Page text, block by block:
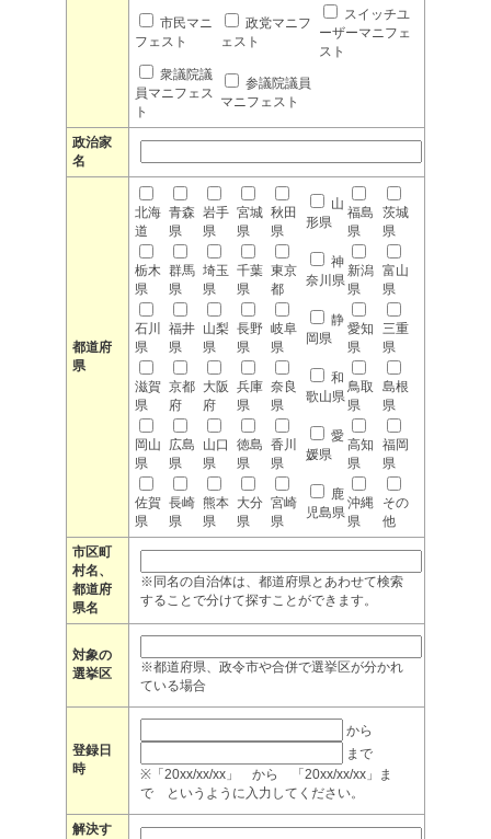
市民マニ
フェスト
政党マニフ
ェスト
スイッチユ
ーザーマニフェ
スト
衆議院議
員マニフェス
ト
参議院議員
マニフェスト
政治家
名
都道府
県
北海
道
青森
県
岩手
県
宮城
県
秋田
県
山
形県
福島
県
茨城
県
栃木
県
群馬
県
埼玉
県
千葉
県
東京
都
神
奈川県
新潟
県
富山
県
石川
県
福井
県
山梨
県
長野
県
岐阜
県
静
岡県
愛知
県
三重
県
滋賀
県
京都
府
大阪
府
兵庫
県
奈良
県
和
歌山県
鳥取
県
島根
県
岡山
県
広島
県
山口
県
徳島
県
香川
県
愛
媛県
高知
県
福岡
県
佐賀
県
長崎
県
熊本
県
大分
県
宮崎
県
鹿
児島県
沖縄
県
その
他
市区町
村名、
都道府
県名
※同名の自治体は、都道府県とあわせて検索
することで分けて探すことができます。
対象の
選挙区
※都道府県、政令市や合併で選挙区が分かれ
ている場合
登録日
時
から
まで
※「20xx/xx/xx」 から 「20xx/xx/xx」ま
で というように入力してください。
解決す